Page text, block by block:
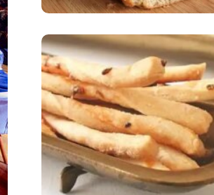
Comer Bem:
Palitinhos De Cebola
E Salsa